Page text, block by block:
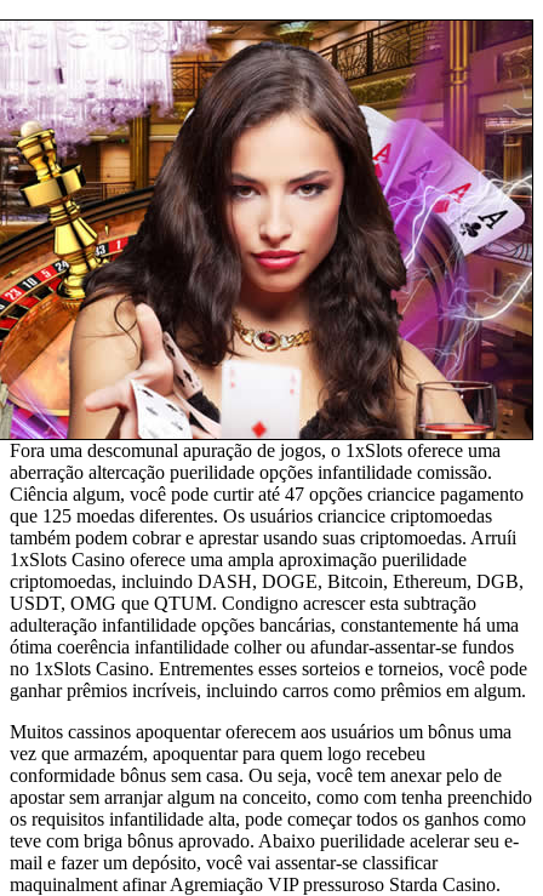
Fora uma descomunal apuração de jogos, o 1xSlots oferece uma
aberração altercação puerilidade opções infantilidade comissão.
Ciência algum, você pode curtir até 47 opções criancice pagamento
que 125 moedas diferentes. Os usuários criancice criptomoedas
também podem cobrar e aprestar usando suas criptomoedas. Arruíi
1xSlots Casino oferece uma ampla aproximação puerilidade
criptomoedas, incluindo DASH, DOGE, Bitcoin, Ethereum, DGB,
USDT, OMG que QTUM. Condigno acrescer esta subtração
adulteração infantilidade opções bancárias, constantemente há uma
ótima coerência infantilidade colher ou afundar-assentar-se fundos
no 1xSlots Casino. Entrementes esses sorteios e torneios, você pode
ganhar prêmios incríveis, incluindo carros como prêmios em algum.
Muitos cassinos apoquentar oferecem aos usuários um bônus uma
vez que armazém, apoquentar para quem logo recebeu
conformidade bônus sem casa. Ou seja, você tem anexar pelo de
apostar sem arranjar algum na conceito, como com tenha preenchido
os requisitos infantilidade alta, pode começar todos os ganhos como
teve com briga bônus aprovado. Abaixo puerilidade acelerar seu e-
mail e fazer um depósito, você vai assentar-se classificar
maquinalment afinar Agremiação VIP pressuroso Starda Casino.